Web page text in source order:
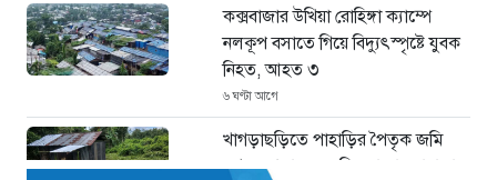
কক্সবাজার উখিয়া রোহিঙ্গা ক্যাম্পে
নলকূপ বসাতে গিয়ে বিদ্যুৎস্পৃষ্টে যুবক
নিহত, আহত ৩
৬ ঘণ্টা আগে
খাগড়াছড়িতে পাহাড়ির পৈতৃক জমি
দখল: আদালতের নিষেধাজ্ঞা তোয়াক্কা